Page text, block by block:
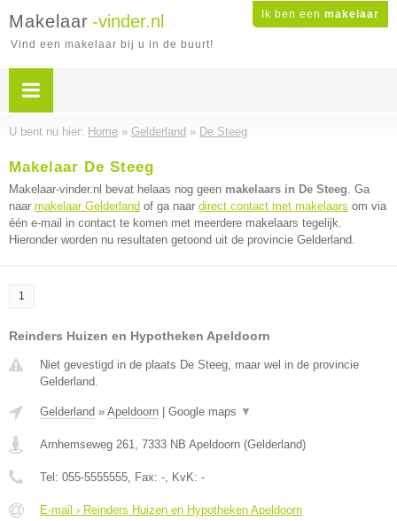
Ik ben een makelaar
Makelaar -vinder.nl
Vind een makelaar bij u in de buurt!
U bent nu hier: Home » Gelderland » De Steeg
Makelaar De Steeg
Makelaar-vinder.nl bevat helaas nog geen makelaars in De Steeg. Ga
naar makelaar Gelderland of ga naar direct contact met makelaars om via
één e-mail in contact te komen met meerdere makelaars tegelijk.
Hieronder worden nu resultaten getoond uit de provincie Gelderland.
1
Reinders Huizen en Hypotheken Apeldoorn
Niet gevestigd in de plaats De Steeg, maar wel in de provincie
Gelderland.
Gelderland » Apeldoorn Google maps ▼
Arnhemseweg 261, 7333 NB Apeldoorn (Gelderland)
Tel: 055-5555555, Fax: -, KvK: -
E-mail › Reinders Huizen en Hypotheken Apeldoorn